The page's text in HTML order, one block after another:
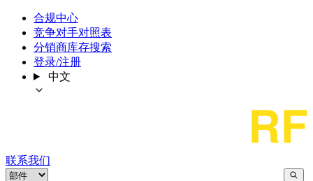
合规中心
竞争对手对照表
分销商库存搜索
登录/注册
中文
联系我们